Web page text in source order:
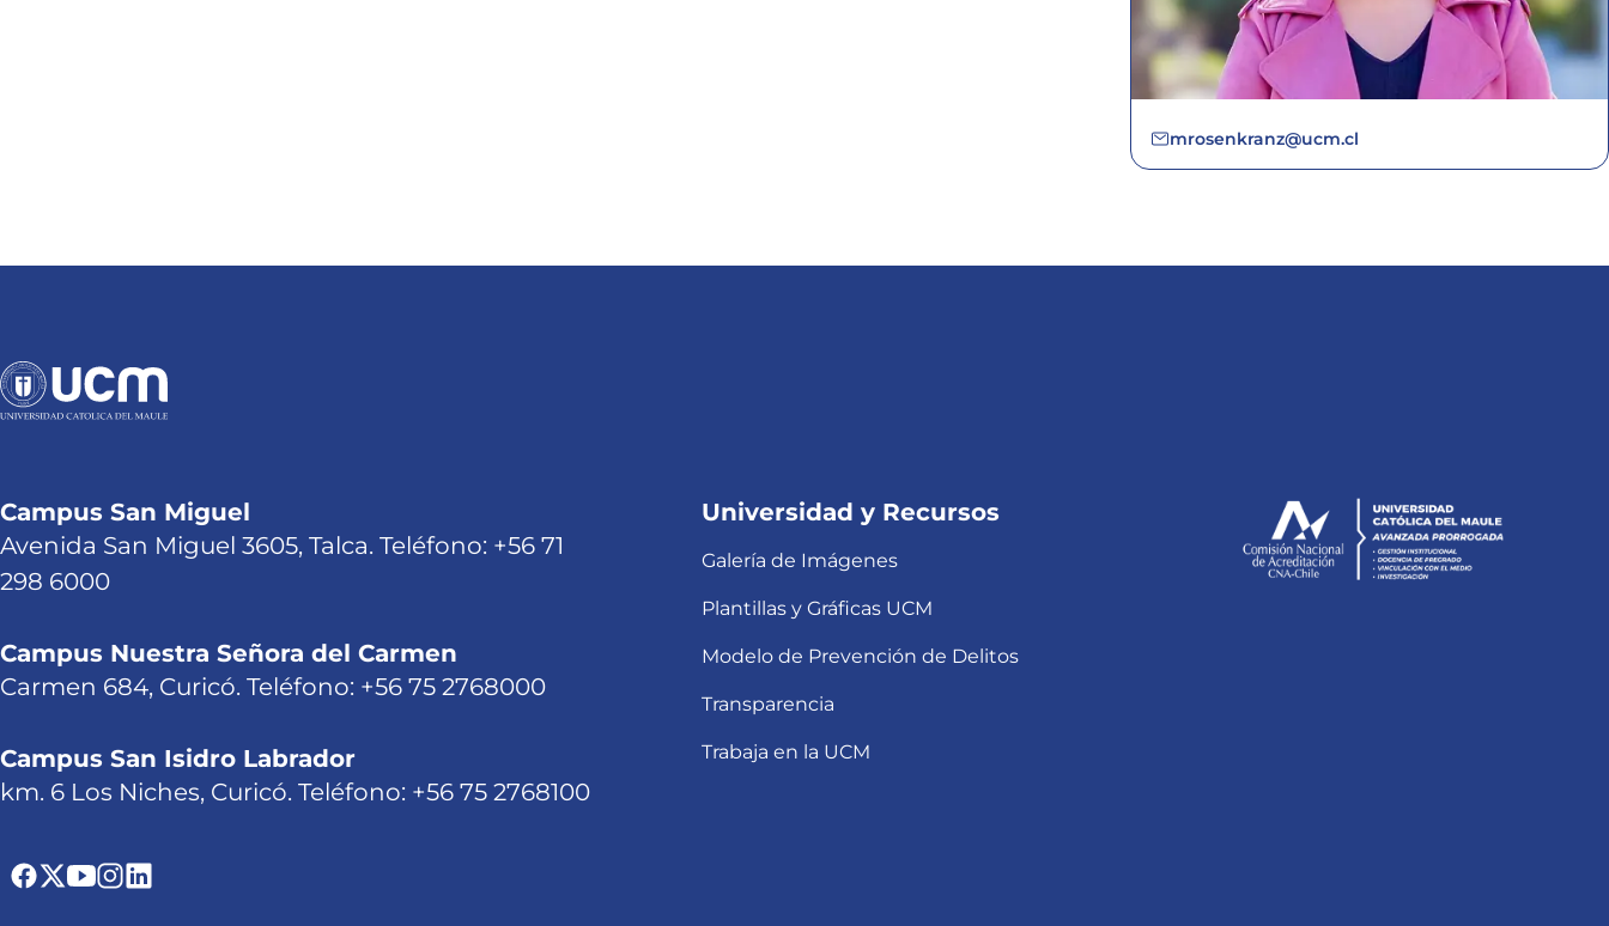
mrosenkranz@ucm.cl
Campus San Miguel
Avenida San Miguel 3605, Talca. Teléfono: +56 71
298 6000
Campus Nuestra Señora del Carmen
Carmen 684, Curicó. Teléfono: +56 75 2768000
Campus San Isidro Labrador
km. 6 Los Niches, Curicó. Teléfono: +56 75 2768100
Universidad y Recursos
Galería de Imágenes
Plantillas y Gráficas UCM
Modelo de Prevención de Delitos
Transparencia
Trabaja en la UCM